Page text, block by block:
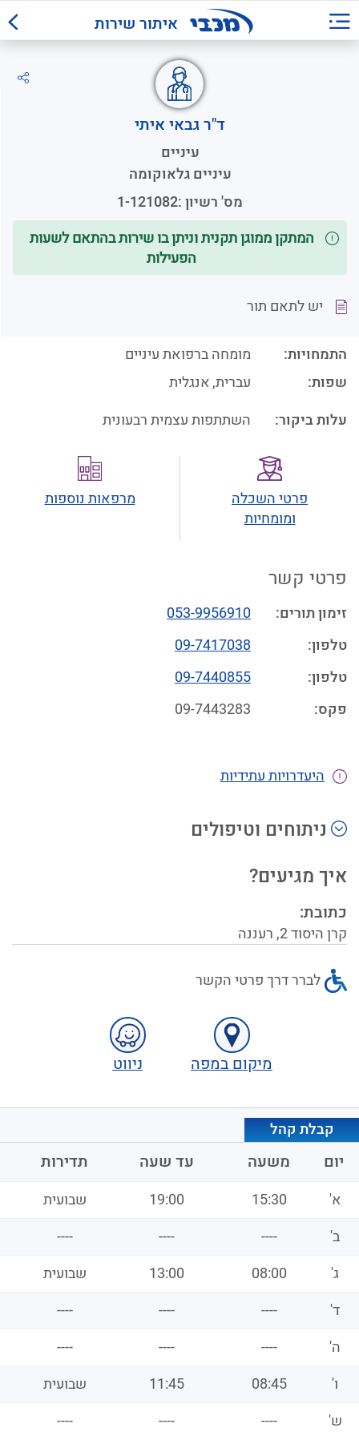
איתור שירות
ד"ר גבאי איתי
עיניים
עיניים גלאוקומה
מס' רשיון :1-121082
המתקן ממוגן תקנית וניתן בו שירות בהתאם לשעות
הפעילות
יש לתאם תור
התמחויות:
מומחה ברפואת עיניים
שפות:
עברית,אנגלית
עלות ביקור:
השתתפות עצמית רבעונית
פרטי השכלה
ומומחיות
מרפאות נוספות
פרטי קשר
זימון תורים:
053-9956910
טלפון:
09-7417038
טלפון:
09-7440855
פקס:
09-7443283
היעדרויות עתידיות
ניתוחים וטיפולים
איך מגיעים?
כתובת:
קרן היסוד2
,רעננה
לברר דרך פרטי הקשר
מיקום במפה ניווט
קבלת קהל
יום משעה עד שעה תדירות
א' 15:30
19:00
שבועית
ב'
----
----
----
ג'
08:00
13:00
שבועית
ד'
----
----
----
ה'
----
----
----
ו'
08:45
11:45
שבועית
ש'
----
----
----